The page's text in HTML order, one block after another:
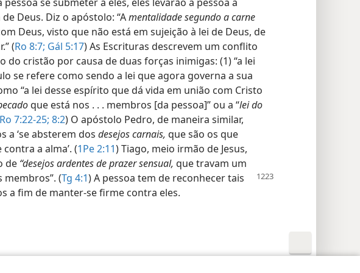
Deus. Diz o apóstolo: “Amentalidade segundo a carne
Deus, visto que não está em sujeição à lei de Deus, de
(Ro 8:7; Gál 5:17) As Escrituras descrevem um conflito
do cristão por causa de duas forças inimigas: (1) “a lei
se refere como sendo a lei que agora governa a sua
“a lei desse espírito que dá vida em união com Cristo
que está nos . . . membros [da pessoa]” ou a “lei do
Ro 7:22-25; 8:2) O apóstolo Pedro, de maneira similar,
a ‘se absterem dos desejos carnais, que são os que
a alma’. (1Pe 2:11) Tiago, meio irmão de Jesus,
de “desejos ardentes de prazer sensual, que travam um
membros”. (Tg 4:1) A pessoa tem de reconhecer tais
a fim de manter-se firme contra eles.